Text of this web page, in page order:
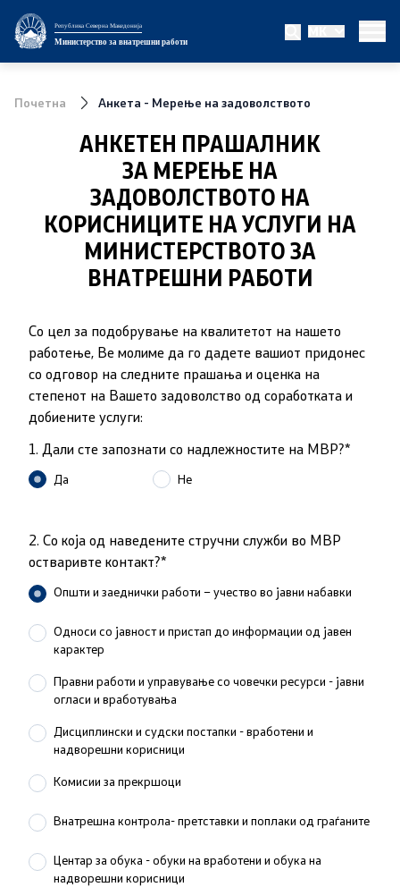
Република Северна Македонија
Министерство за внатрешни работи
MK
Министерство
Заменик министер
Државен секретар
Биро за јавна безбедност
Дисциплински и судски постапки
Правни работи
Полициска академија
соработка со НАТО
Информатика и телекомуникации
Финансии
Општи и заеднички работи
Прекршоци
Сајбер безбедност
Анализи и статистики
Збирна анализа
Почетна Анкета - Мерење на задоволството
АНКЕТЕН ПРАШАЛНИК
ЗА МЕРЕЊЕ НА
ЗАДОВОЛСТВОТО НА
КОРИСНИЦИТЕ НА УСЛУГИ НА
МИНИСТЕРСТВОТО ЗА
ВНАТРЕШНИ РАБОТИ
Со цел за подобрување на квалитетот на нашето
работење, Ве молиме да го дадете вашиот придонес
со одговор на следните прашања и оценка на
степенот на Вашето задоволство од соработката и
добиените услуги:
1. Дали сте запознати со надлежностите на МВР?*
Да Не
2. Со којa од наведените стручни служби во МВР
остваривте контакт?*
Општи и заеднички работи – учество во јавни набавки
Односи со јавност и пристап до информации од јавен
карактер
Правни работи и управување со човечки ресурси - јавни
огласи и вработувања
Дисциплински и судски постапки - вработени и
надворешни корисници
Комисии за прекршоци
Внатрешна контрола- претставки и поплаки од граѓаните
Центар за обука - обуки на вработени и обука на
надворешни корисници